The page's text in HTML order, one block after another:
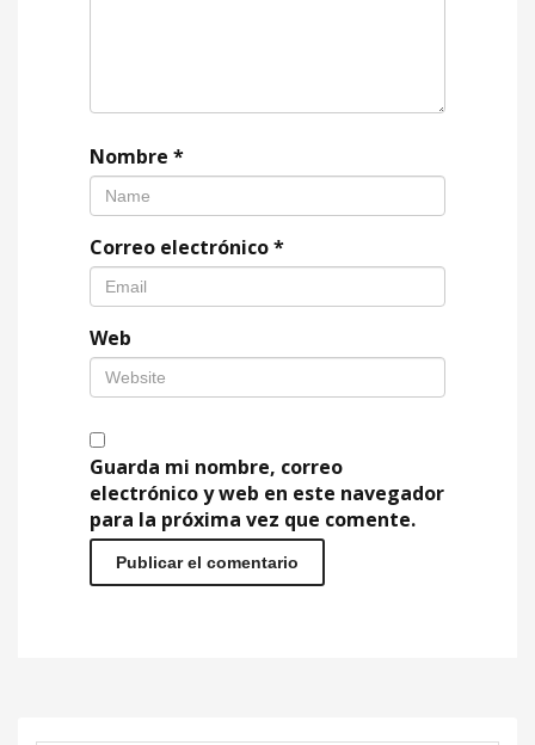
Nombre *
Correo electrónico*
Web
Guarda mi nombre, correo
electrónico y web en este navegador
para la próxima vez que comente.